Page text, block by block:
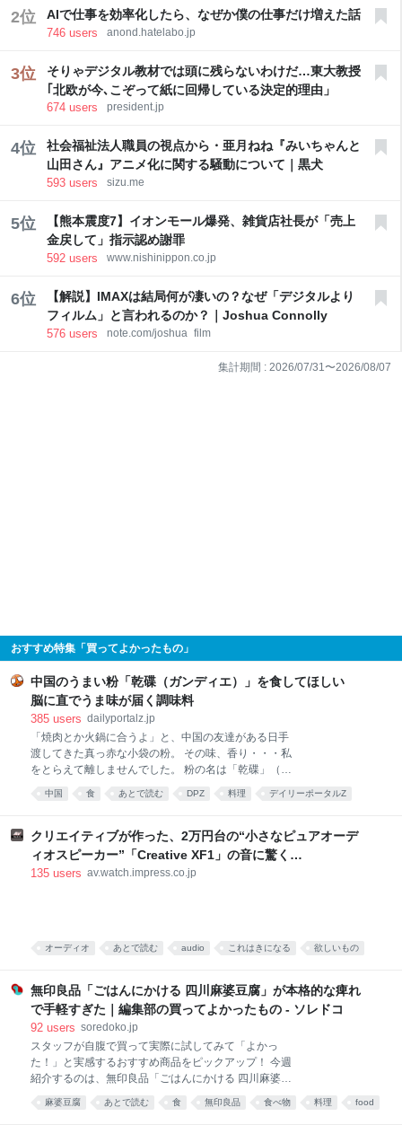
2位 AIで仕事を効率化したら、なぜか僕の仕事だけ増えた話
746 users anond.hatelabo.jp
3位
そりゃデジタル教材では頭に残らないわけだ…東大教授
｢北欧が今､こぞって紙に回帰している決定的理由」
674 users president.jp
4位
社会福祉法人職員の視点から・亜月ねね『みいちゃんと
山田さん』アニメ化に関する騒動について｜黒犬
593 users sizu.me
5位
【熊本震度7】イオンモール爆発、雑貨店社長が「売上
金戻して」指示認め謝罪
592 users www.nishinippon.co.jp
6位
【解説】IMAXは結局何が凄いの？なぜ「デジタルより
フィルム」と言われるのか？｜Joshua Connolly
576 users note.com/joshua_film
集計期間 : 2026/07/31 〜2026/08/07
おすすめ特集「買ってよかったもの」
中国のうまい粉「乾碟（ガンディエ）」を食してほしい
脳に直でうま味が届く調味料
385 users dailyportalz.jp
「焼肉とか火鍋に合うよ」と、中国の友達がある日手
渡してきた真っ赤な小袋の粉。 その味、香り・・・私
をとらえて離しませんでした。 粉の名は「乾碟」（ガ
た、脳に直でうま味が届く調味料です。 そんな乾碟を
した。 真っ赤な小袋に入った粉 大学院生のころ、中国
の東北地方から来た留学生の女の子と仲良くなりまし
た。 彼女は辛い物が大好き。「日本には辛い食べ物が
ない」と、中国のショッピングサイト「淘宝」（タオ
キャラの描かれた、真っ赤な小袋をくれました。 なん
していなか
中国 食 あとで読む DPZ 料理 デイリーポータルZ
クリエイティブが作った、2万円台の“小さなピュアオーデ
ィオスピーカー”「Creative XF1」の音に驚く
[Sponsored]
135 users av.watch.impress.co.jp
オーディオ あとで読む audio これはきになる 欲しいもの
無印良品「ごはんにかける 四川麻婆豆腐」が本格的な痺れ
で手軽すぎた｜編集部の買ってよかったもの - ソレドコ
92 users soredoko.jp
スタッフが自腹で買って実際に試してみて「よかっ
た！」と実感するおすすめ商品をピックアップ！ 今週
紹介するのは、無印良品「ごはんにかける 四川麻婆豆
本格四川の味が楽しめます。暑くて料理が億劫な日
麻婆豆腐 あとで読む 食 無印良品 食べ物 料理 food